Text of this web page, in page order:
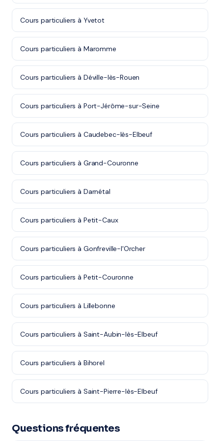
Cours particuliers à Yvetot
Cours particuliers à Maromme
Cours particuliers à Déville-lès-Rouen
Cours particuliers à Port-Jérôme-sur-Seine
Cours particuliers à Caudebec-lès-Elbeuf
Cours particuliers à Grand-Couronne
Cours particuliers à Darnétal
Cours particuliers à Petit-Caux
Cours particuliers à Gonfreville-l'Orcher
Cours particuliers à Petit-Couronne
Cours particuliers à Lillebonne
Cours particuliers à Saint-Aubin-lès-Elbeuf
Cours particuliers à Bihorel
Cours particuliers à Saint-Pierre-lès-Elbeuf
Questions fréquentes